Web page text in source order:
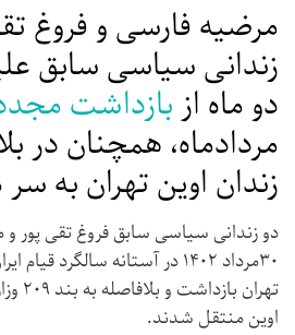
مرضیه فارسی و فروغ
زندانی سیاسی سابق
دو ماه ازبازداشت
مردادماه، همچنان در
زندان اوین تهران به
دو زندانی سیاسی سابق فروغ تقی پور
اوین منتقل شدند.